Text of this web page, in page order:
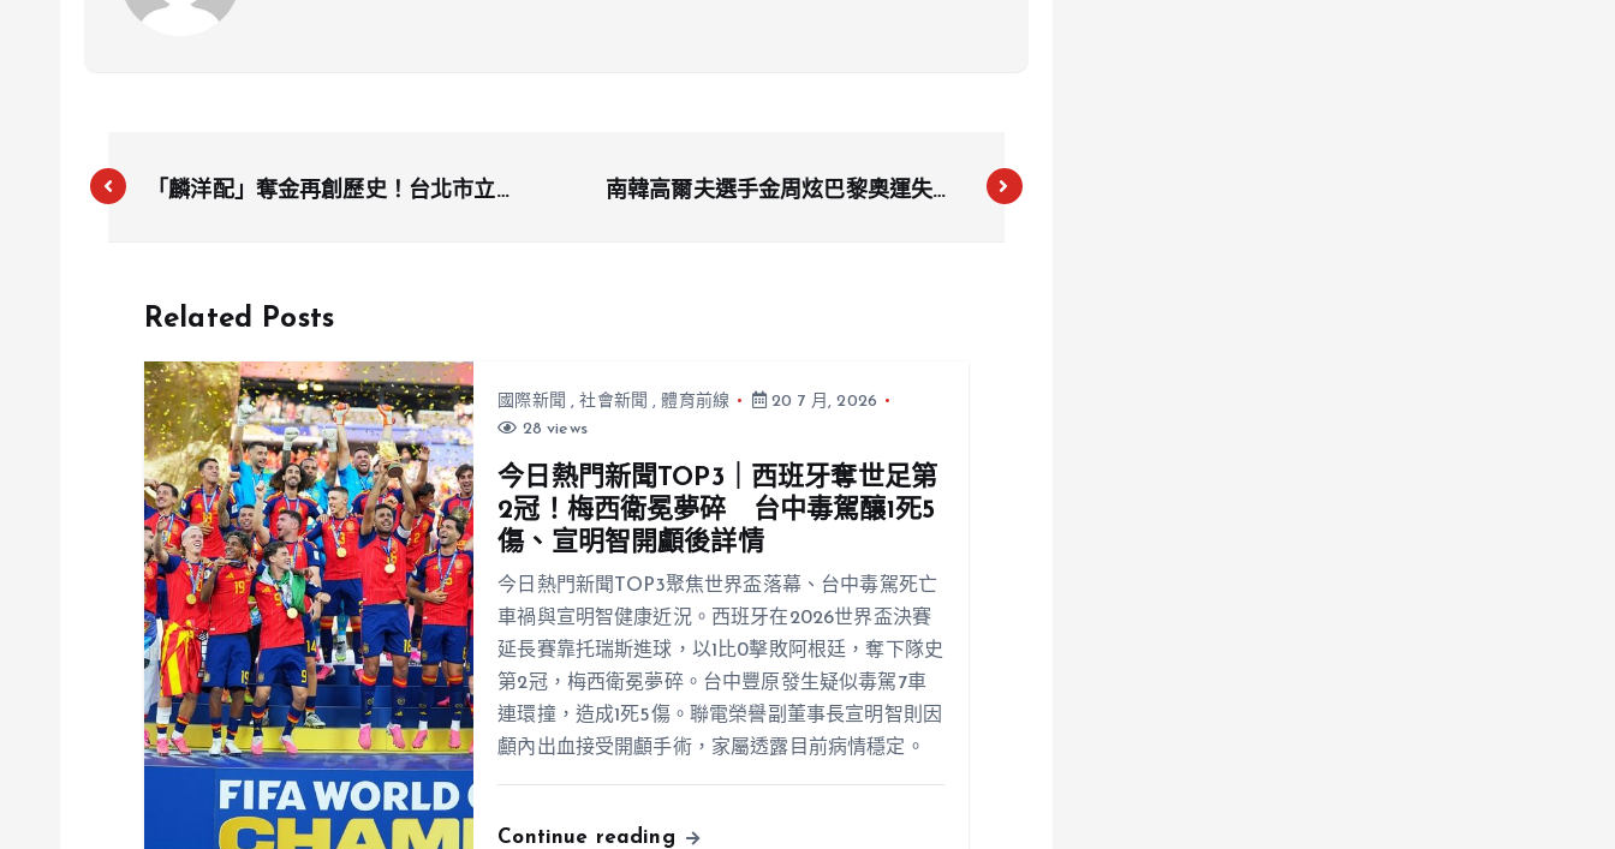
「麟洋配」奪金再創歷史！台北市立動
南韓高爾夫選手金周炫巴黎奧運失利
Related Posts
國際新聞 ,社會新聞 ,體育前線
20 7 月, 2026
28 views
今日熱門新聞TOP3｜西班牙奪世足第
2冠！梅西衛冕夢碎 台中毒駕釀1死5
傷、宣明智開顱後詳情
今日熱門新聞TOP3聚焦世界盃落幕、台中毒駕死亡
車禍與宣明智健康近況。西班牙在2026世界盃決賽
延長賽靠托瑞斯進球，以1比0擊敗阿根廷，奪下隊史
第2冠，梅西衛冕夢碎。台中豐原發生疑似毒駕7車
連環撞，造成1死5傷。聯電榮譽副董事長宣明智則因
顱內出血接受開顱手術，家屬透露目前病情穩定。
Continue reading